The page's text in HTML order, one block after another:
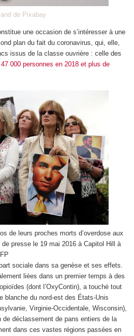
de Pixabay
une occasion de s’intéresser à une
plan du fait du coronavirus, qui, elle,
issus de la classe ouvrière : celle des
000 personnes en 2018 et plus de
de leurs proches morts d’overdose aux
presse le 19 mai 2016 à Capitol Hill à
sociale dans sa genèse et ses effets.
liées dans un premier temps à des
(dont l’OxyContin), a touché tout
blanche du nord-est des États-Unis
Virginie-Occidentale, Wisconsin),
déclassement de pans entiers de la
dans ces vastes régions passées en